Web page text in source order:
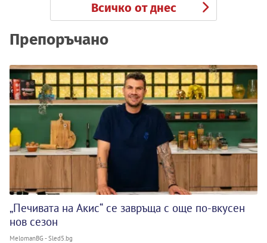
Всичко от днес
Препоръчано
„Печивата на Акис“ се завръща с още по-вкусен
нов сезон
MelomanBG - Sled5.bg